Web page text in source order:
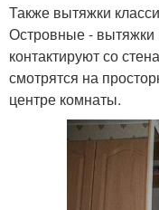
Также вытяжки
Островные - вытяжки
контактируют со
смотрятся на
центре комнаты.